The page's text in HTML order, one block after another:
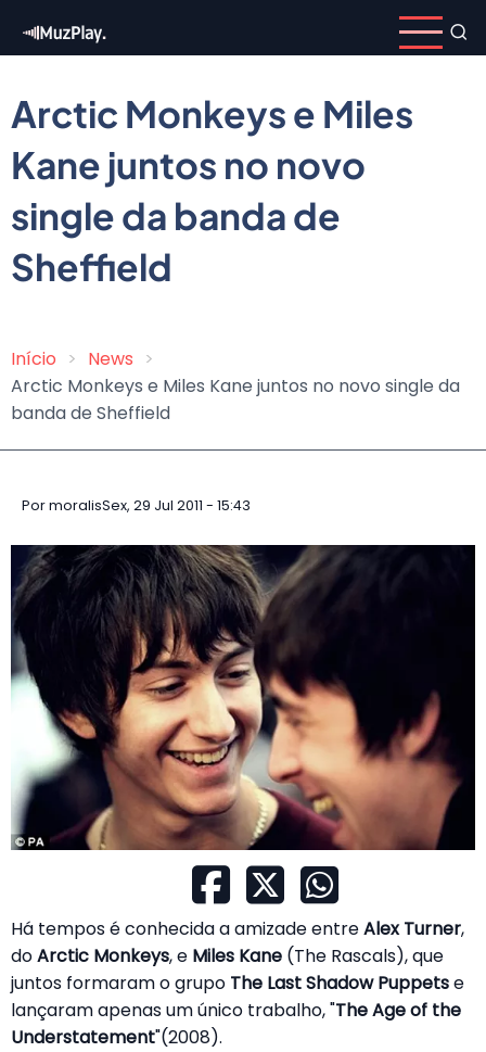
para
conteúdo
principal
Arctic Monkeys e Miles
Kane juntos no novo
single da banda de
Sheffield
Trilha
de
navegação
Início
News
Arctic Monkeys e Miles Kane juntos no novo single da
banda de Sheffield
PormoralisSex, 29 Jul 2011 - 15:43
Há tempos é conhecida a amizade entreAlex Turner,
doArctic Monkeys, e Miles Kane (The Rascals), que
juntos formaram o grupo The Last Shadow Puppetse
lançaram apenas um único trabalho, "The Age of the
Understatement"(2008).